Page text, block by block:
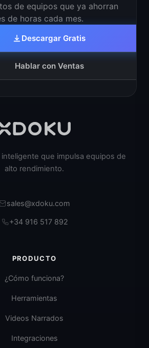
de equipos que ya ahorran
de horas cada mes.
Descargar Gratis
Hablar con Ventas
que impulsa equipos de
alto rendimiento.
sales@xdoku.com
+34 916 517 892
PRODUCTO
¿Cómo funciona?
Herramientas
Videos Narrados
Integraciones